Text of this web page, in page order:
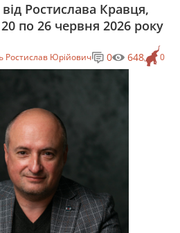
Ростислава Кравця,
по 26 червня 2026 року
Ростислав Юрійович 0
0 648